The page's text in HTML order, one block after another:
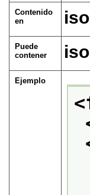
Contenido
en
Puede
contener
Ejemplo